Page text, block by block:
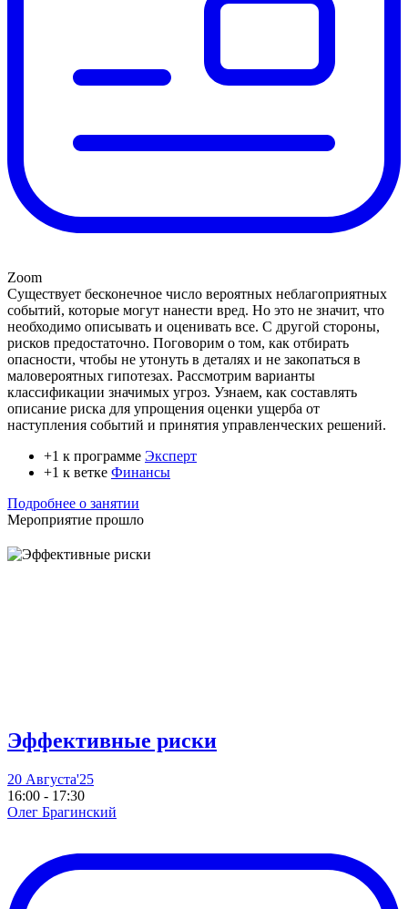
Zoom
Существует бесконечное число вероятных неблагоприятных
событий, которые могут нанести вред. Но это не значит, что
необходимо описывать и оценивать все. С другой стороны,
рисков предостаточно. Поговорим о том, как отбирать
опасности, чтобы не утонуть в деталях и не закопаться в
маловероятных гипотезах. Рассмотрим варианты
классификации значимых угроз. Узнаем, как составлять
описание риска для упрощения оценки ущерба от
наступления событий и принятия управленческих решений.
+1 к программе Эксперт
+1 к ветке Финансы
Подробнее о занятии
Мероприятие прошло
Эффективные риски
20 Августа'25
16:00 - 17:30
Олег Брагинский